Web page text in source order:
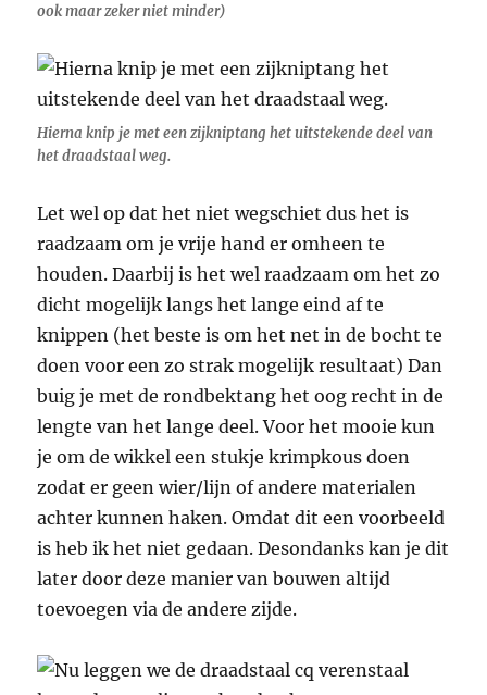
ook maar zeker niet minder)
Hierna knip je met een zijkniptang het uitstekende deel van
het draadstaal weg.
Let wel op dat het niet wegschiet dus het is
raadzaam om je vrije hand er omheen te
houden. Daarbij is het wel raadzaam om het zo
dicht mogelijk langs het lange eind af te
knippen (het beste is om het net in de bocht te
doen voor een zo strak mogelijk resultaat) Dan
buig je met de rondbektang het oog recht in de
lengte van het lange deel. Voor het mooie kun
je om de wikkel een stukje krimpkous doen
zodat er geen wier/lijn of andere materialen
achter kunnen haken. Omdat dit een voorbeeld
is heb ik het niet gedaan. Desondanks kan je dit
later door deze manier van bouwen altijd
toevoegen via de andere zijde.